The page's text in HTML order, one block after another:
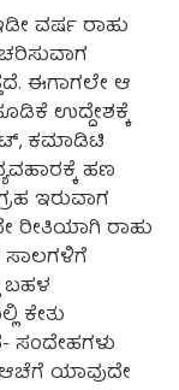
ವರ್ಷ ರಾಹು
ಈಗಾಗಲೇ ಆ
ಉದ್ದೇಶಕ್ಕೆ
ಕಮಾಡಿಟಿ
ಹಣ
ಇರುವಾಗ
ರೀತಿಯಾಗಿ ರಾಹು
ಬಹಳ
ಕೇತು
ಸಂದೇಹಗಳು
ಯಾವುದೇ